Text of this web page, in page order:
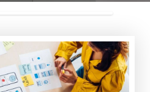
A
D
M
3
D
E